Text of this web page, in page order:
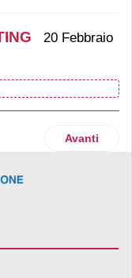
20 Febbraio
bag” e rinnova
Articolo
Avanti